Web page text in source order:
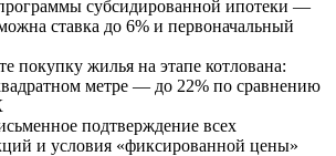
субсидированной ипотеки —
ставка до 6% и первоначальный
покупку жилья на этапе котлована:
метре — до 22% по сравнению
подтверждение всех
и условия «фиксированной цены»